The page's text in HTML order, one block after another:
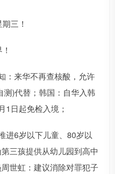
三！
：来华不再查核酸，允许
)代替；韩国：自华入韩
1日起免检入境；
进6岁以下儿童、80岁以
三孩提供从幼儿园到高中
世虹：建议消除对罪犯子